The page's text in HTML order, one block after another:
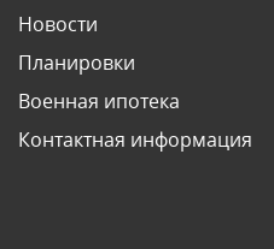
Новости
Планировки
Военная ипотека
Контактная информация